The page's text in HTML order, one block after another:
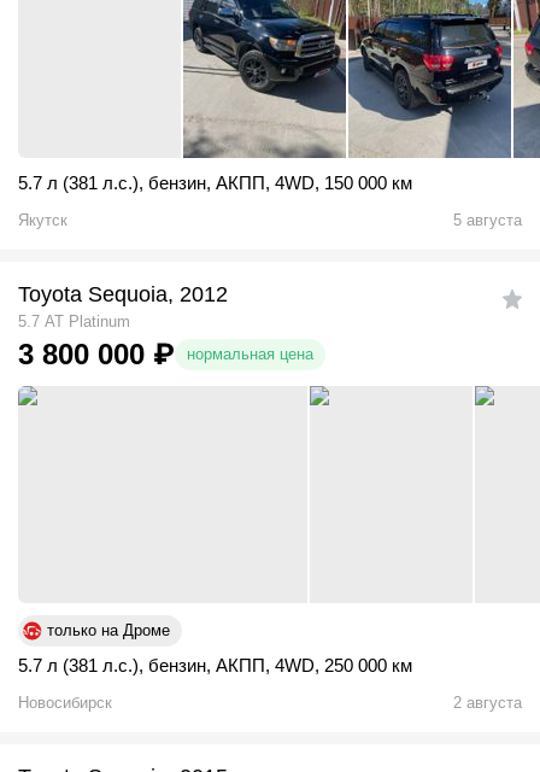
5.7 л (381 л.с.), бензин, АКПП, 4WD, 150 000 км
Якутск 5 августа
Toyota Sequoia, 2012
5.7 АТ Platinum
3 800 000 ₽ нормальная цена
только на Дроме
5.7 л (381 л.с.), бензин, АКПП, 4WD, 250 000 км
Новосибирск 2 августа